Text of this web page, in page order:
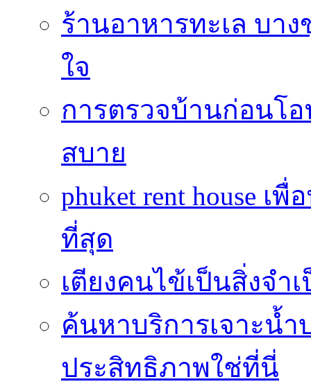
ร้านอาหารทะเล บา
ใจ
การตรวจบ้านก่อนโ
สบาย
phuket rent house
ที่สุด
เตียงคนไข้เป็นสิ่งจำ
ค้นหาบริการเจาะน้
ประสิทธิภาพใช่ที่นี่